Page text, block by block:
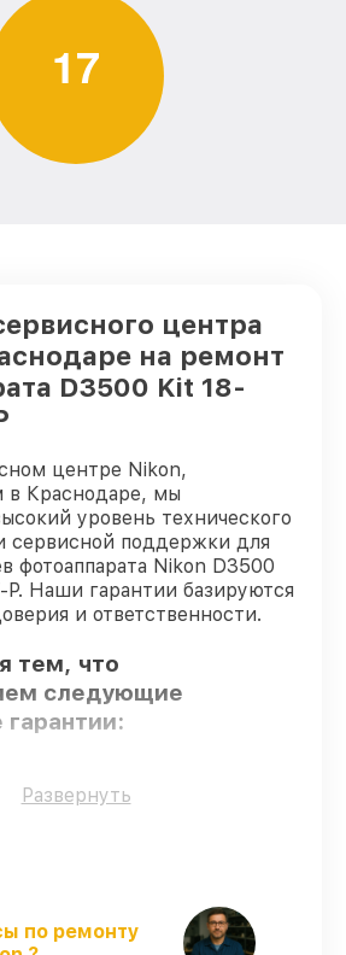
17
центра
на ремонт
D3500 Kit 18-
центре Nikon,
в Краснодаре, мы
уровень технического
сервисной поддержки для
фотоаппарата Nikon D3500
Наши гарантии базируются
и ответственности.
тем, что
следующие
гарантии:
комплектующие
сервиса фотоаппарата
Развернуть
по ремонту